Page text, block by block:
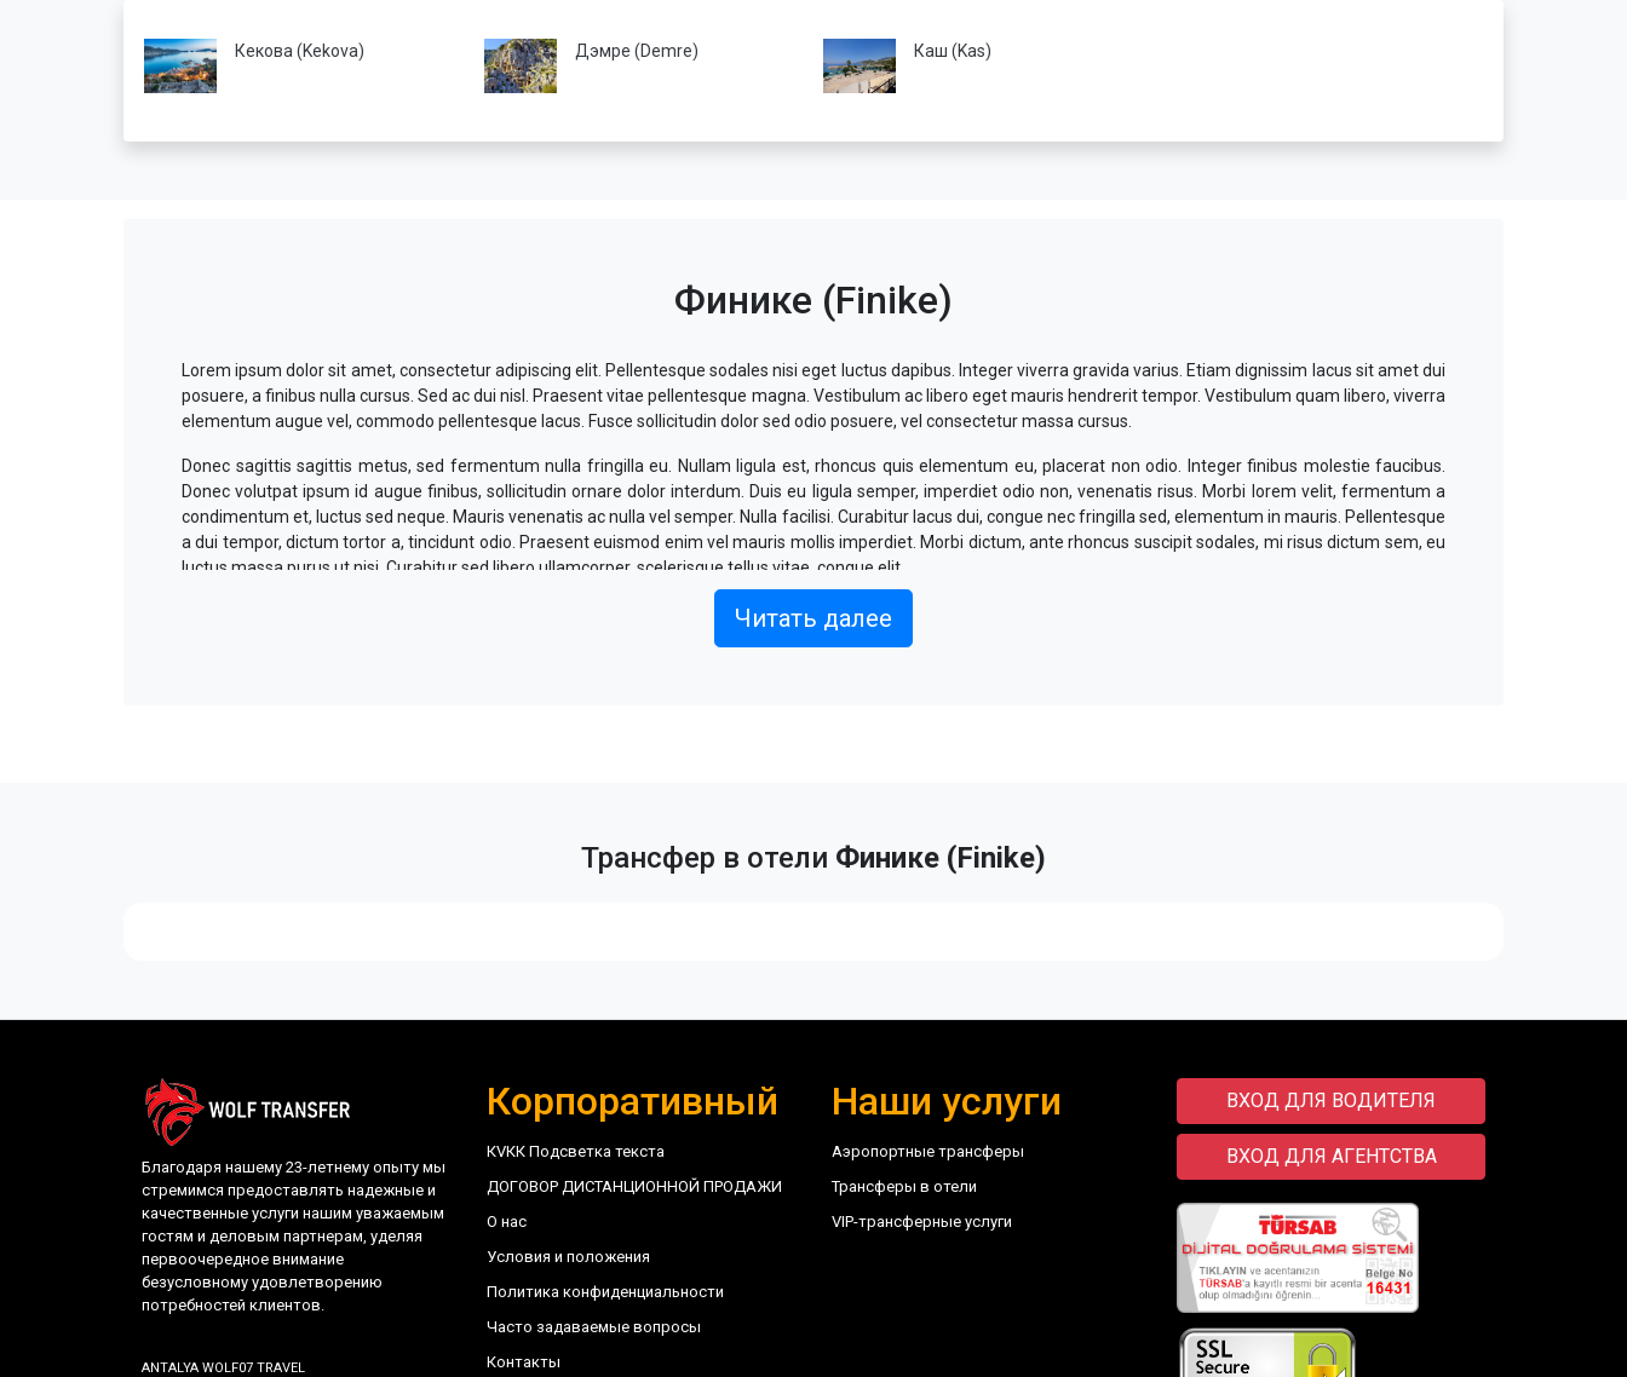
Кекова (Kekova) Дэмре (Demre) Каш (Kas)
Финике (Finike)
Lorem ipsum dolor sit amet, consectetur adipiscing elit. Pellentesque sodales nisi eget luctus dapibus. Integer viverra gravida varius. Etiam dignissim lacus sit amet dui
posuere, a finibus nulla cursus. Sed ac dui nisl. Praesent vitae pellentesque magna. Vestibulum ac libero eget mauris hendrerit tempor. Vestibulum quam libero, viverra
elementum augue vel, commodo pellentesque lacus. Fusce sollicitudin dolor sed odio posuere, vel consectetur massa cursus.
Donec sagittis sagittis metus, sed fermentum nulla fringilla eu. Nullam ligula est, rhoncus quis elementum eu, placerat non odio. Integer finibus molestie faucibus.
Donec volutpat ipsum id augue finibus, sollicitudin ornare dolor interdum. Duis eu ligula semper, imperdiet odio non, venenatis risus. Morbi lorem velit, fermentum a
condimentum et, luctus sed neque. Mauris venenatis ac nulla vel semper. Nulla facilisi. Curabitur lacus dui, congue nec fringilla sed, elementum in mauris. Pellentesque
a dui tempor, dictum tortor a, tincidunt odio. Praesent euismod enim vel mauris mollis imperdiet. Morbi dictum, ante rhoncus suscipit sodales, mi risus dictum sem, eu
luctus massa purus ut nisi. Curabitur sed libero ullamcorper, scelerisque tellus vitae, congue elit.
Suspendisse volutpat tempus posuere. In leo ligula, commodo sit amet sem et, interdum suscipit magna. Maecenas malesuada mattis laoreet. Mauris maximus
diam. Aliquam luctus non augue ut volutpat. Maecenas ante tellus, luctus at tellus sit amet, mattis imperdiet felis. Vestibulum aliquam tincidunt semper. Suspendisse
Читать далее
Трансфер в отели Финике (Finike)
Благодаря нашему 23-летнему опыту мы
стремимся предоставлять надежные и
качественные услуги нашим уважаемым
гостям и деловым партнерам, уделяя
первоочередное внимание
безусловному удовлетворению
потребностей клиентов.
ANTALYA WOLF07 TRAVEL
Корпоративный
КVКК Подсветка текста
ДОГОВОР ДИСТАНЦИОННОЙ ПРОДАЖИ
О нас
Условия и положения
Политика конфиденциальности
Часто задаваемые вопросы
Контакты
Наши услуги
Аэропортные трансферы
Трансферы в отели
VIP-трансферные услуги
ВХОД ДЛЯ ВОДИТЕЛЯ
ВХОД ДЛЯ АГЕНТСТВА